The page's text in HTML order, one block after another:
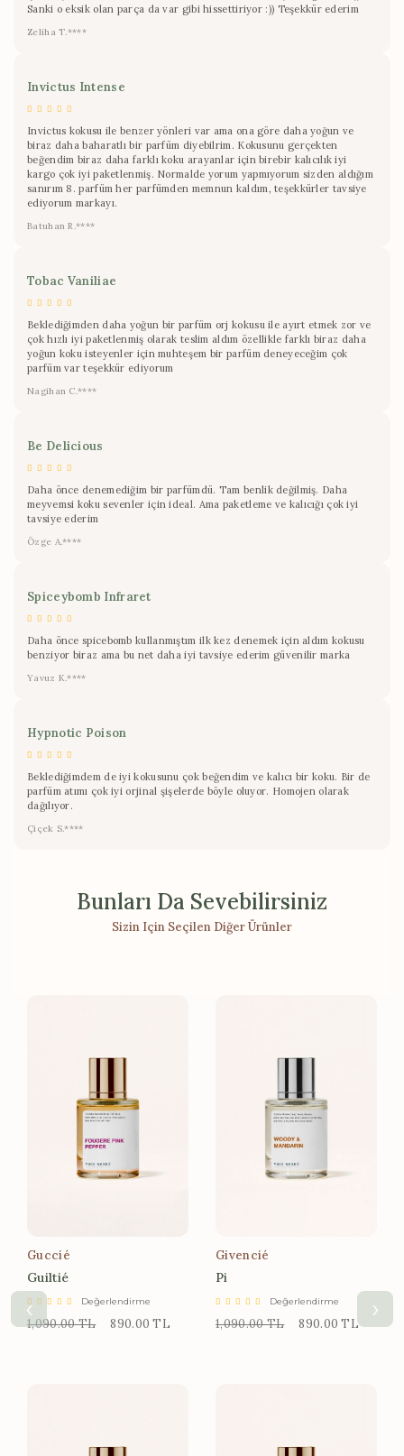
Sanki o eksik olan parça da var gibi hissettiriyor :)) Teşekkür ederim
Zeliha T.****
Invictus Intense
Invictus kokusu ile benzer yönleri var ama ona göre daha yoğun ve
biraz daha baharatlı bir parfüm diyebilrim. Kokusunu gerçekten
beğendim biraz daha farklı koku arayanlar için birebir kalıcılık iyi
kargo çok iyi paketlenmiş. Normalde yorum yapmıyorum sizden aldığım
sanırım 8. parfüm her parfümden memnun kaldım, teşekkürler tavsiye
ediyorum markayı.
Batuhan R.****
Tobac Vaniliae
Beklediğimden daha yoğun bir parfüm orj kokusu ile ayırt etmek zor ve
çok hızlı iyi paketlenmiş olarak teslim aldım özellikle farklı biraz daha
yoğun koku isteyenler için muhteşem bir parfüm deneyeceğim çok
parfüm var teşekkür ediyorum
Nagihan C.****
Be Delicious
Daha önce denemediğim bir parfümdü. Tam benlik değilmiş. Daha
meyvemsi koku sevenler için ideal. Ama paketleme ve kalıcığı çok iyi
tavsiye ederim
Özge A.****
Spiceybomb Infraret
Daha önce spicebomb kullanmıştım ilk kez denemek için aldım kokusu
benziyor biraz ama bu net daha iyi tavsiye ederim güvenilir marka
Yavuz K.****
Hypnotic Poison
Beklediğimdem de iyi kokusunu çok beğendim ve kalıcı bir koku. Bir de
parfüm atımı çok iyi orjinal şişelerde böyle oluyor. Homojen olarak
dağılıyor.
Çiçek S.****
Bunları Da Sevebilirsiniz
Sizin Için Seçilen Diğer Ürünler
‹ ›
Guccié
Guiltié
Değerlendirme
1,090.00 TL 890.00 TL
Givencié
Pi
Değerlendirme
1,090.00 TL 890.00 TL